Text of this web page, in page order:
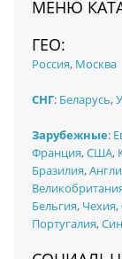
МЕНЮ
ГЕО:
Россия, Москва
СНГ: Беларусь,
Зарубежные:
Франция,США,
Бразилия,
Бельгия, Чехия,
Португалия,